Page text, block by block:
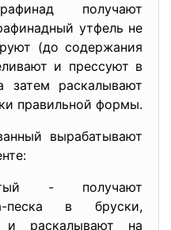
получают
утфель не
(до содержания
и прессуют в
затем раскалывают
правильной формы.
вырабатывают
- получают
песка в бруски,
и раскалывают на